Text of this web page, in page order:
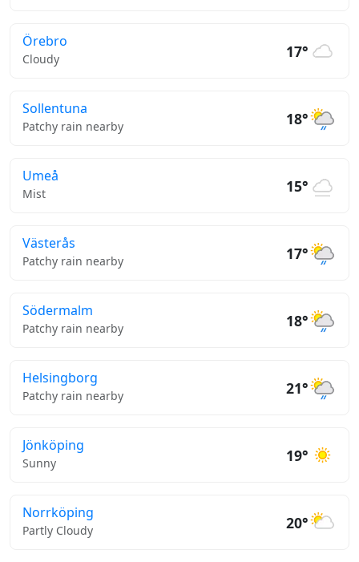
Örebro
Cloudy 17°
Sollentuna
Patchy rain nearby 18°
Umeå
Mist 15°
Västerås
Patchy rain nearby 17°
Södermalm
Patchy rain nearby 18°
Helsingborg
Patchy rain nearby 21°
Jönköping
Sunny 19°
Norrköping
Partly Cloudy 20°